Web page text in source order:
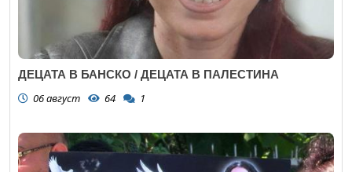
ДЕЦАТА В БАНСКО / ДЕЦАТА В ПАЛЕСТИНА
06 август 64 1